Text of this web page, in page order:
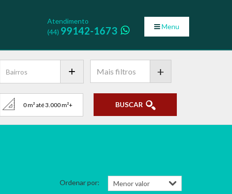
Menu
Atendimento
(44) 99142-1673
+
BUSCAR
Ordenar por: